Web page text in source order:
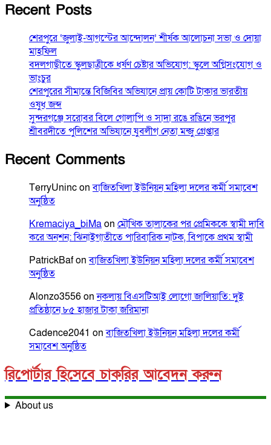
Recent Posts
শেরপুরে ‘জুলাই-আগস্টের আন্দোলন’ শীর্ষক আলোচনা সভা ও দোয়া
মাহফিল
বদলগাছীতে স্কুলছাত্রীকে ধর্ষণ চেষ্টার অভিযোগ: স্কুলে অগ্নিসংযোগ ও
ভাংচুর
শেরপুরের সীমান্তে বিজিবির অভিযানে প্রায় কোটি টাকার ভারতীয়
ওষুধ জব্দ
সুন্দরগঞ্জে সরোবর বিলে গোলাপি ও সাদা রঙে রঙিনে ভরপুর
শ্রীবরদীতে পুলিশের অভিযানে যুবলীগ নেতা মন্জু গ্রেপ্তার
Recent Comments
TerryUninconবাজিতখিলা ইউনিয়ন মহিলা দলের কর্মী সমাবেশ
অনুষ্ঠিত
Kremaciya_biMaon মৌখিক তালাকের পর প্রেমিককে স্বামী দাবি
করে অনশন: ঝিনাইগাতীতে পারিবারিক নাটক, বিপাকে প্রথম স্বামী
PatrickBafonবাজিতখিলা ইউনিয়ন মহিলা দলের কর্মী সমাবেশ
অনুষ্ঠিত
Alonzo3556onনকলায় বিএসটিআই লোগো জালিয়াতি: দুই
প্রতিষ্ঠানে ৮৫ হাজার টাকা জরিমানা
Cadence2041 onবাজিতখিলা ইউনিয়ন মহিলা দলের কর্মী
সমাবেশ অনুষ্ঠিত
রিপোর্টার হিসেবে চাকরির আবেদন করুন
About us